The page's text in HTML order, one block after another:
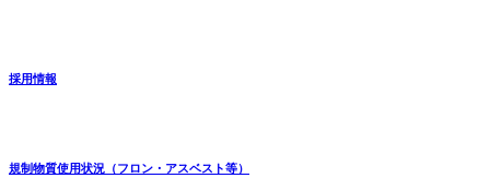
採用情報
規制物質使用状況（フロン・アスベスト等）